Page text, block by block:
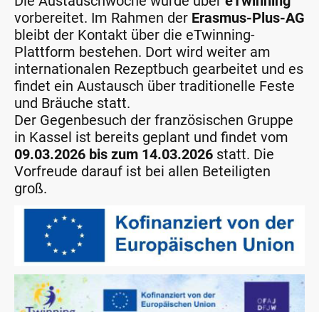
vorbereitet. Im Rahmen der Erasmus-Plus-AG
bleibt der Kontakt über die eTwinning-
Plattform bestehen. Dort wird weiter am
internationalen Rezeptbuch gearbeitet und es
findet ein Austausch über traditionelle Feste
und Bräuche statt.
Der Gegenbesuch der französischen Gruppe
in Kassel ist bereits geplant und findet vom
09.03.2026 bis zum 14.03.2026 statt. Die
Vorfreude darauf ist bei allen Beteiligten
groß.